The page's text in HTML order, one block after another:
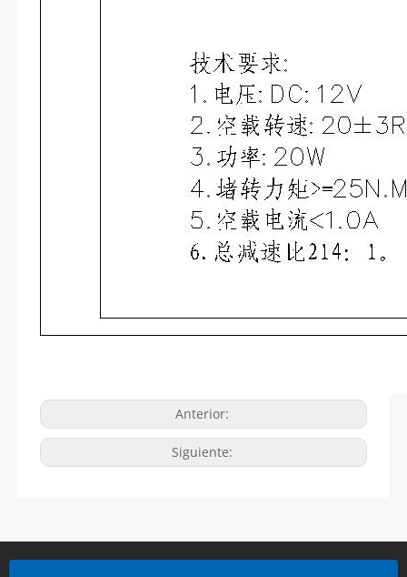
Anterior:
Siguiente: